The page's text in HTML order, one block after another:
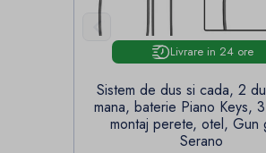

Livrare in 24 ore
Sistem de dus si cada, 2
mana, baterie Piano Keys,
montaj perete, otel, Gun grey,
Serano